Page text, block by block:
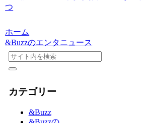
つ
ホーム
&Buzzのエンタニュース
カテゴリー
&Buzz